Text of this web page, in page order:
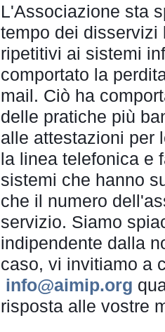
L'Associazione sta
tempo dei disservizi
ripetitivi ai sistemi
comportato la
mail. Ciò ha
delle pratiche più
alle attestazioni per
la linea telefonica e
sistemi che hanno
che il numero
servizio. Siamo
indipendente dalla
caso, vi invitiamo a
info@aimip.org
risposta alle vostre